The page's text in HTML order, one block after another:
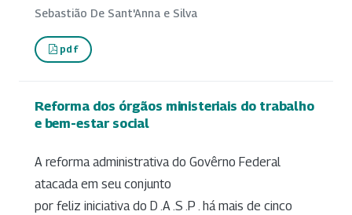
Sebastião De Sant'Anna e Silva
pdf
Reforma dos órgãos ministeriais do trabalho
e bem-estar social
A reforma administrativa do Govêrno Federal
atacada em seu conjunto
por feliz iniciativa do D .A .S .P . há mais de cinco